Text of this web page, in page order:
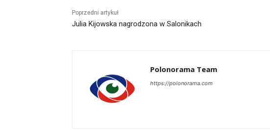
Poprzedni artykuł
Julia Kijowska nagrodzona w Salonikach
Polonorama Team
https://polonorama.com